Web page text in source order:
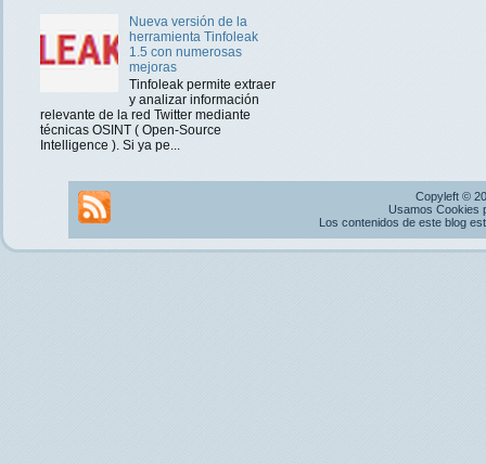
Nueva versión de la
herramienta Tinfoleak
1.5 con numerosas
mejoras
Tinfoleak permite extraer
y analizar información
relevante de la red Twitter mediante
técnicas OSINT ( Open-Source
Intelligence ). Si ya pe...
Copyleft ©
Usamos Cookies
Los contenidos de este blog